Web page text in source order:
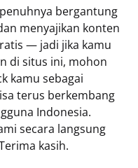
bergantung
menyajikan konten
— jadi jika kamu
di situs ini, mohon
kamu sebagai
terus berkembang
Indonesia.
secara langsung
kasih.